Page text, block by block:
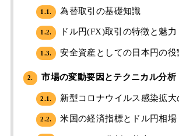
1.1. 為替取引の基礎知識
1.2. ドル円(FX)取引の特徴と魅力
1.3. 安全資産としての日本円の役
2. 市場の変動要因とテクニカル分析
2.1. 新型コロナウイルス感染拡大
2.2. 米国の経済指標とドル円相場